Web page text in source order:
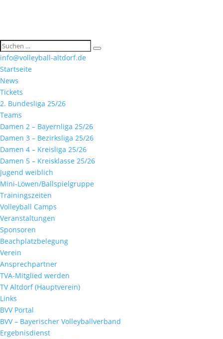
info@volleyball-altdorf.de
Startseite
News
Tickets
2. Bundesliga 25/26
Teams
Damen 2 – Bayernliga 25/26
Damen 3 – Bezirksliga 25/26
Damen 4 – Kreisliga 25/26
Damen 5 – Kreisklasse 25/26
Jugend weiblich
Mini-Löwen/Ballspielgruppe
Trainingszeiten
Volleyball Camps
Veranstaltungen
Sponsoren
Beachplatzbelegung
Verein
Ansprechpartner
TVA-Mitglied werden
TV Altdorf (Hauptverein)
Links
BVV Portal
BVV – Bayerischer Volleyballverband
Ergebnisdienst